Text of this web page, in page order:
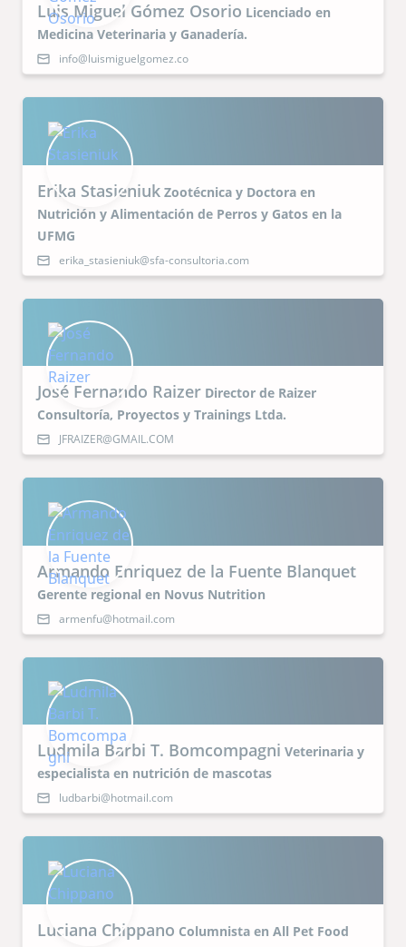
Luis Miguel Gómez Osorio Licenciado en
Medicina Veterinaria y Ganadería.
info@luismiguelgomez.co
Erika Stasieniuk Zootécnica y Doctora en
Nutrición y Alimentación de Perros y Gatos en la
UFMG
erika_stasieniuk@sfa-consultoria.com
José Fernando Raizer Director de Raizer
Consultoría, Proyectos y Trainings Ltda.
JFRAIZER@GMAIL.COM
Armando Enriquez de la Fuente Blanquet
Gerente regional en Novus Nutrition
armenfu@hotmail.com
Ludmila Barbi T. Bomcompagni Veterinaria y
especialista en nutrición de mascotas
ludbarbi@hotmail.com
Luciana Chippano Columnista en All Pet Food